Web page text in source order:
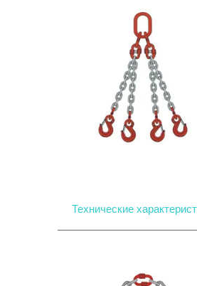
Технические